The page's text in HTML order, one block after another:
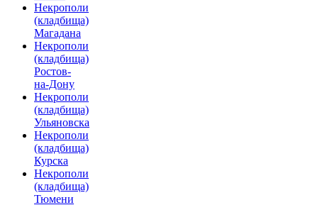
Некрополи
(кладбища)
Магадана
Некрополи
(кладбища)
Ростов-
на-Дону
Некрополи
(кладбища)
Ульяновска
Некрополи
(кладбища)
Курска
Некрополи
(кладбища)
Тюмени